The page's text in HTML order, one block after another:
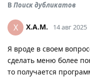
В Поиск дубликатов
X X.A.M. 14 авг 2025
Я вроде в своем
сделать меню более
то получается